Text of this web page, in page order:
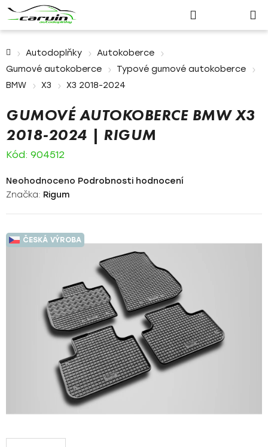
Přihlášení
košík
Autodoplňky
Autokoberce
Gumové autokoberce
Typové gumové autokoberce
BMW
X3 X3 2018-2024
GUMOVÉ AUTOKOBERCE BMW X3
2018-2024 | RIGUM
Kód: 904512
Průměrné
hodnocení
0,0
z
Neohodnoceno Podrobnosti hodnocení
Značka: Rigum
ČESKÁ VÝROBA